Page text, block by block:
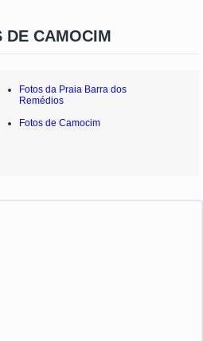
DE CAMOCIM
Fotos da Praia Barra dos
Remédios
Fotos de Camocim